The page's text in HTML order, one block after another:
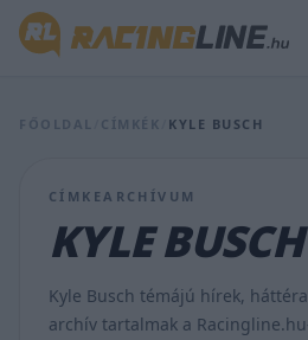
FŐOLDAL CÍMKÉK KYLE BUSCH
CÍMKEARCHÍVUM
KYLE BUSCH
Kyle Busch témájú hírek,
archív tartalmak a
Kiderült
a
kétszeres
bajnok
halálának